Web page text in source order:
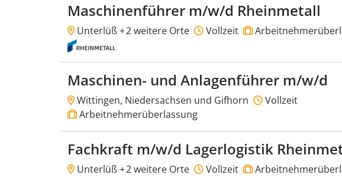
Maschinenführer m/w/d Rheinmetall
Unterlüß +2 weitere Orte Vollzeit
Maschinen- und Anlagenführer m/w/d
Wittingen, Niedersachsen und Gifhorn
Vollzeit
Arbeitnehmerüberlassung
Fachkraft m/w/d Lagerlogistik
Unterlüß +2 weitere Orte Vollzeit